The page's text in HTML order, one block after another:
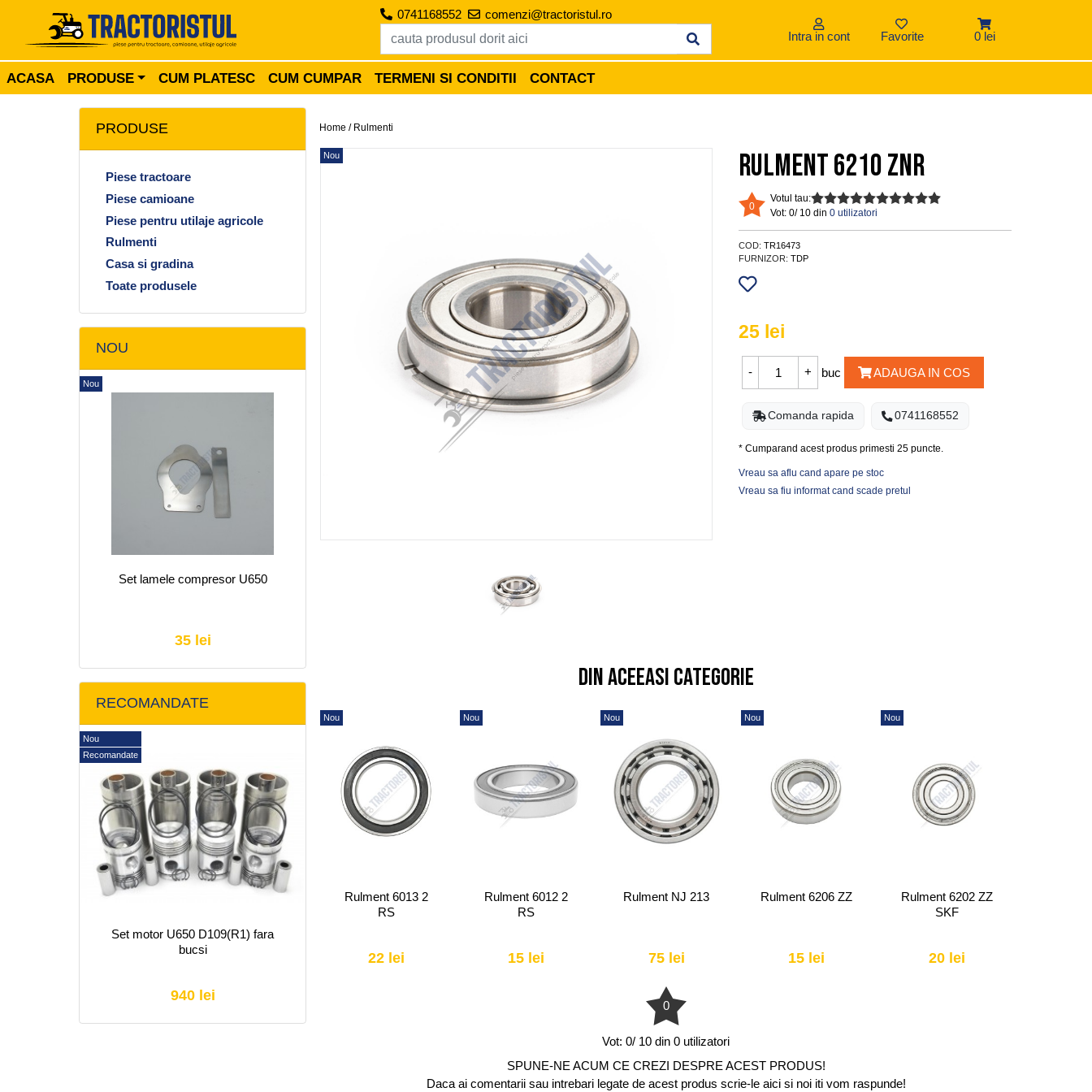
Intra in cont Favorite 0 lei
0741168552 comenzi@tractoristul.ro
ACASA PRODUSE CUM PLATESC CUM CUMPAR TERMENI SI CONDITII CONTACT
PRODUSE
Piese tractoare
Piese camioane
Piese pentru utilaje agricole
Rulmenti
Casa si gradina
Toate produsele
NOU
Nou
Set lamele compresor U650
35 lei
RECOMANDATE
Nou
Recomandate
Set motor U650 D109(R1) fara
bucsi
940 lei
Home / Rulmenti
Nou Rulment 6210 ZNR
0
Votul tau:
Vot:0/ 10 din0 utilizatori
COD:TR16473
FURNIZOR: TDP
25 lei
buc ADAUGA IN COS
Comanda rapida 0741168552
* Cumparand acest produs primesti25 puncte.
Vreau sa aflu cand apare pe stoc
Vreau sa fiu informat cand scade pretul
Din aceeasi categorie
Rulment 6016-2
Rulment 6015 2
Nou
Rulment 6013 2
RS
22 lei
Nou
Rulment 6012 2
RS
15 lei
Nou
Rulment NJ 213
75 lei
Nou
Rulment 6206 ZZ
15 lei
Nou
Rulment 6202 ZZ
SKF
20 lei
0
Vot: 0/ 10 din 0 utilizatori
SPUNE-NE ACUM CE CREZI DESPRE ACEST PRODUS!
Daca ai comentarii sau intrebari legate de acest produs scrie-le aici si noi iti vom raspunde!